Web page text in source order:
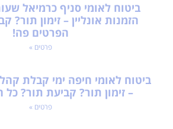
ביטוח לאומי סניף כרמיאל
הזמנות אונליין – זימון תור?
הפרטים פה!
פרטים »
ביטוח לאומי חיפה ימי קבלת קהל
– זימון תור? קביעת תור?
פרטים »